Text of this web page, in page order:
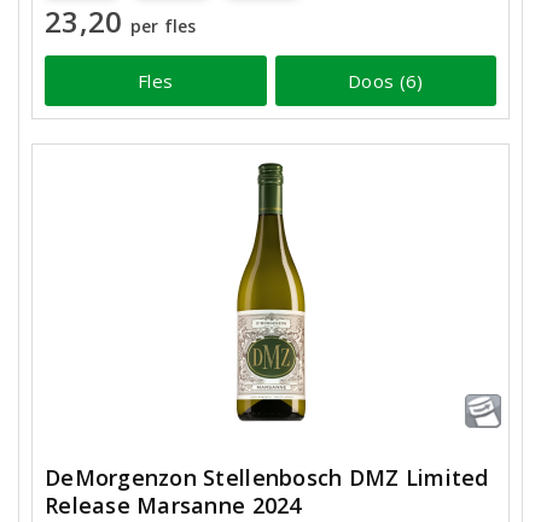
23,20 per fles
Fles Doos (6)
DeMorgenzon Stellenbosch DMZ Limited
Release Marsanne 2024